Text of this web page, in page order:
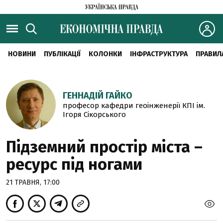
НОВИНИ ПУБЛІКАЦІЇ КОЛОНКИ ІНФРАСТРУКТУРА
ГЕННАДІЙ ГАЙКО
професор кафедри геоінженерії КПІ ім.
Ігоря Сікорського
Підземний простір міста –
ресурс під ногами
21 ТРАВНЯ, 17:00